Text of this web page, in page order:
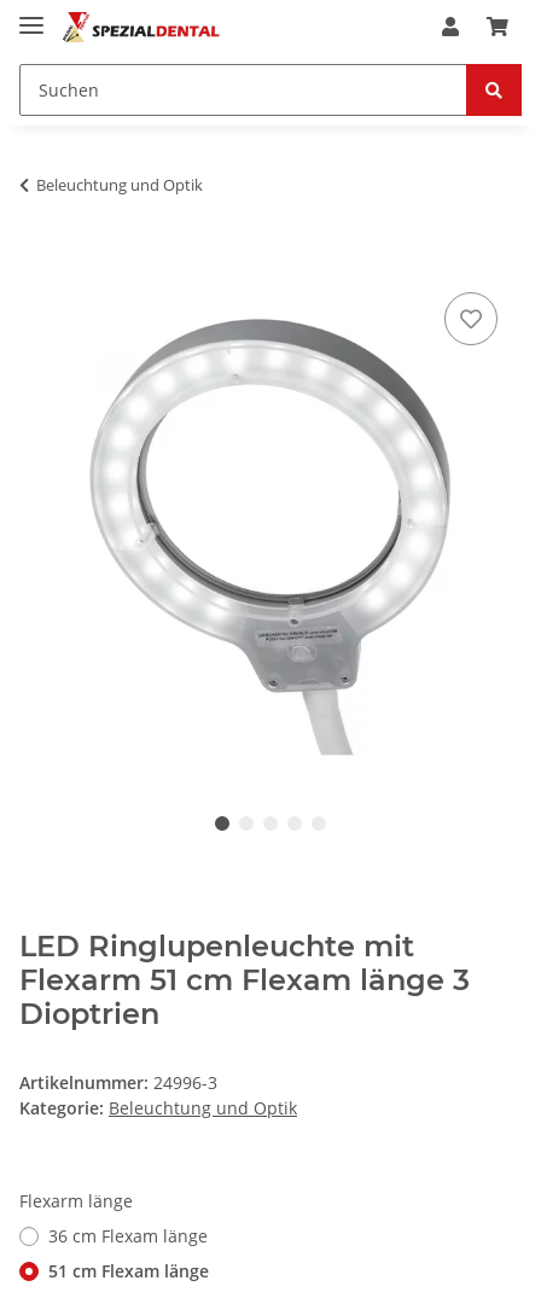
Beleuchtung und Optik
LED Ringlupenleuchte mit
Flexarm 51 cm Flexam länge 3
Dioptrien
Artikelnummer: 24996-3
Kategorie: Beleuchtung und Optik
Flexarm länge
36 cm Flexam länge
51 cm Flexam länge